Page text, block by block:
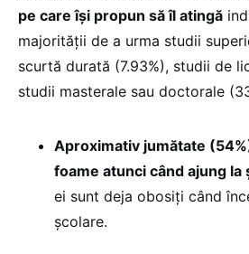
pe care își propun să îl atingă
majorității de a urma studii
scurtă durată (7.93%), studii de
studii masterale sau doctorale
Aproximativ jumătate
foame atunci când ajung la
ei sunt deja obosiți când
școlare.